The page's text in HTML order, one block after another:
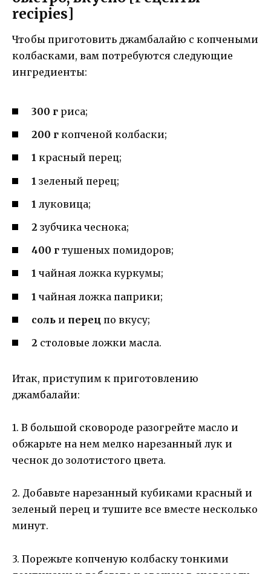
recipies]
Чтобы приготовить джамбалайю с копчеными
колбасками, вам потребуются следующие
ингредиенты:
300 г риса;
200 г копченой колбаски;
1 красный перец;
1 зеленый перец;
1 луковица;
2 зубчика чеснока;
400 г тушеных помидоров;
1 чайная ложка куркумы;
1 чайная ложка паприки;
соль и перец по вкусу;
2 столовые ложки масла.
Итак, приступим к приготовлению
джамбалайи:
1. В большой сковороде разогрейте масло и
обжарьте на нем мелко нарезанный лук и
чеснок до золотистого цвета.
2. Добавьте нарезанный кубиками красный и
зеленый перец и тушите все вместе несколько
минут.
3. Порежьте копченую колбаску тонкими